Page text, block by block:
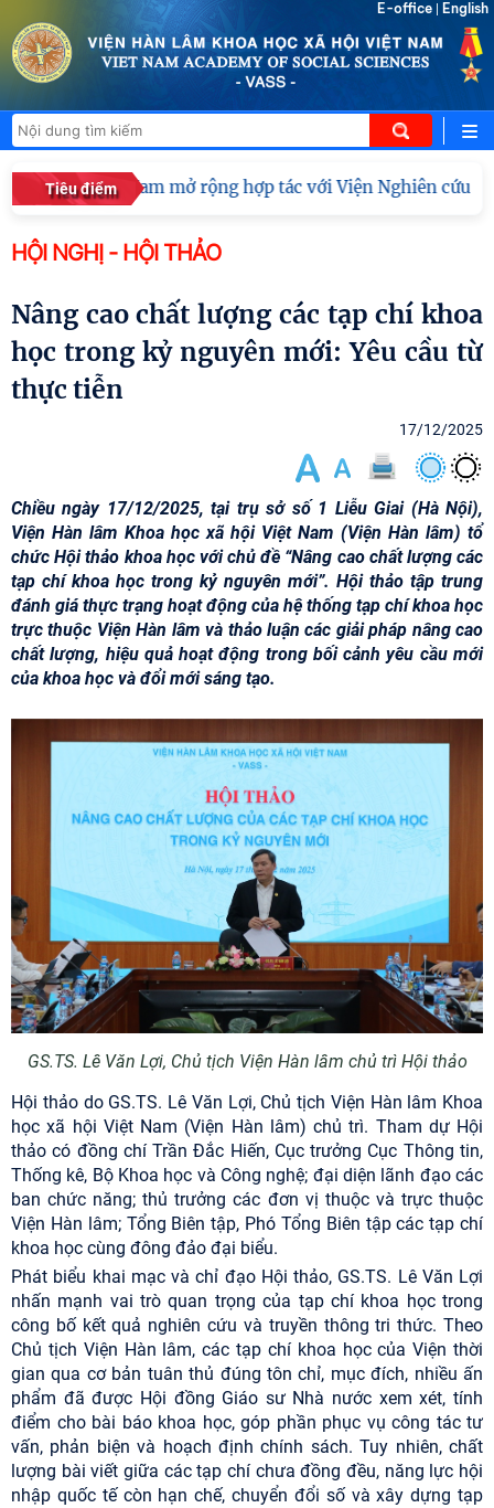
E-office English
Tiêu điểm
xã hội Việt Nam mở rộng hợp tác với Viện Nghiên cứu
HỘI NGHỊ - HỘI THẢO
Nâng cao chất lượng các tạp chí khoa
học trong kỷ nguyên mới: Yêu cầu từ
thực tiễn
17/12/2025
Chiều ngày 17/12/2025, tại trụ sở số 1 Liễu Giai (Hà Nội),
Viện Hàn lâm Khoa học xã hội Việt Nam (Viện Hàn lâm) tổ
chức Hội thảo khoa học với chủ đề “Nâng cao chất lượng các
tạp chí khoa học trong kỷ nguyên mới”. Hội thảo tập trung
đánh giá thực trạng hoạt động của hệ thống tạp chí khoa học
trực thuộc Viện Hàn lâm và thảo luận các giải pháp nâng cao
chất lượng, hiệu quả hoạt động trong bối cảnh yêu cầu mới
của khoa học và đổi mới sáng tạo.
GS.TS. Lê Văn Lợi, Chủ tịch Viện Hàn lâm chủ trì Hội thảo
Hội thảo do GS.TS. Lê Văn Lợi, Chủ tịch Viện Hàn lâm Khoa
học xã hội Việt Nam (Viện Hàn lâm) chủ trì. Tham dự Hội
thảo có đồng chí Trần Đắc Hiến, Cục trưởng Cục Thông tin,
Thống kê, Bộ Khoa học và Công nghệ; đại diện lãnh đạo các
ban chức năng; thủ trưởng các đơn vị thuộc và trực thuộc
Viện Hàn lâm; Tổng Biên tập, Phó Tổng Biên tập các tạp chí
khoa học cùng đông đảo đại biểu.
Phát biểu khai mạc và chỉ đạo Hội thảo, GS.TS. Lê Văn Lợi
nhấn mạnh vai trò quan trọng của tạp chí khoa học trong
công bố kết quả nghiên cứu và truyền thông tri thức. Theo
Chủ tịch Viện Hàn lâm, các tạp chí khoa học của Viện thời
gian qua cơ bản tuân thủ đúng tôn chỉ, mục đích, nhiều ấn
phẩm đã được Hội đồng Giáo sư Nhà nước xem xét, tính
điểm cho bài báo khoa học, góp phần phục vụ công tác tư
vấn, phản biện và hoạch định chính sách. Tuy nhiên, chất
lượng bài viết giữa các tạp chí chưa đồng đều, năng lực hội
nhập quốc tế còn hạn chế, chuyển đổi số và xây dựng tạp